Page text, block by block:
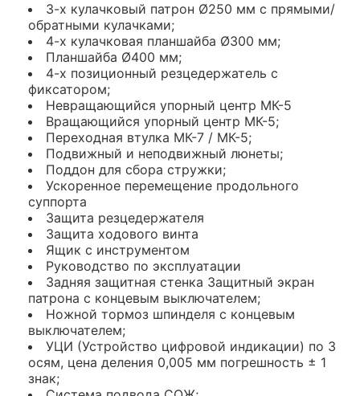
3-х кулачковый патрон Ø250 мм с прямыми/
обратными кулачками;
4-х кулачковая планшайба Ø300 мм;
Планшайба Ø400 мм;
4-х позиционный резцедержатель с
фиксатором;
Невращающийся упорный центр МК-5
Вращающийся упорный центр МК-5;
Переходная втулка МК-7 / МК-5;
Подвижный и неподвижный люнеты;
Поддон для сбора стружки;
Ускоренное перемещение продольного
суппорта
Защита резцедержателя
Защита ходового винта
Ящик с инструментом
Руководство по эксплуатации
Задняя защитная стенка Защитный экран
патрона с концевым выключателем;
Ножной тормоз шпинделя с концевым
выключателем;
УЦИ (Устройство цифровой индикации) по 3
осям, цена деления 0,005 мм погрешность ± 1
знак;